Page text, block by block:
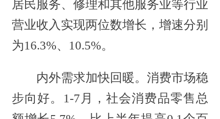
居民服务、修理和其他服务业等行业
营业收入实现两位数增长，增速分别
为16.3%、10.5%。
内外需求加快回暖。消费市场稳
步向好。1-7月，社会消费品零售总